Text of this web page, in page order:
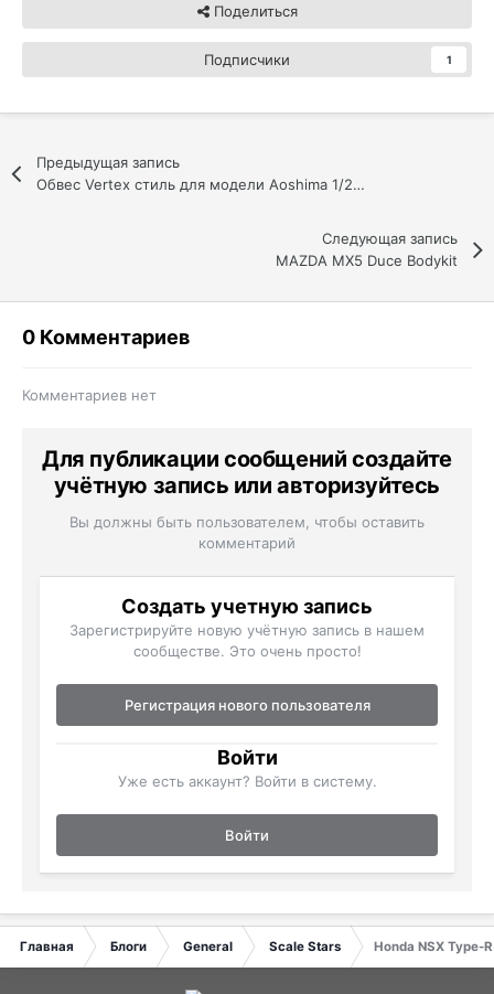
Поделиться
Подписчики 1
Предыдущая запись
Обвес Vertex стиль для модели Aoshima 1/24 Toyota Mark II 90
Следующая запись
MAZDA MX5 Duce Bodykit
0 Комментариев
Комментариев нет
Для публикации сообщений создайте
учётную запись или авторизуйтесь
Вы должны быть пользователем, чтобы оставить
комментарий
Создать учетную запись
Зарегистрируйте новую учётную запись в нашем
сообществе. Это очень просто!
Регистрация нового пользователя
Войти
Уже есть аккаунт? Войти в систему.
Войти
Главная Блоги General Scale Stars Honda NSX Type-